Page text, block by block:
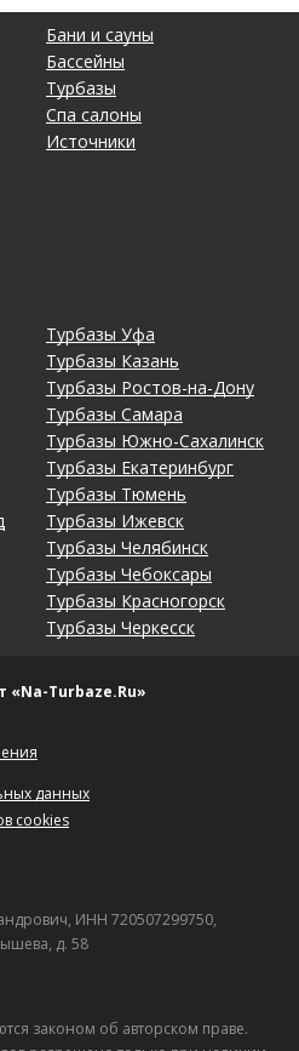
Бани и сауны
Бассейны
Турбазы
Спа салоны
Источники
Турбазы Уфа
Турбазы Казань
Турбазы Ростов-на-Дону
Турбазы Самара
Турбазы Южно-Сахалинск
Турбазы Екатеринбург
Турбазы Тюмень
Турбазы Ижевск
Турбазы Челябинск
Турбазы Чебоксары
Турбазы Красногорск
Турбазы Черкесск
«Na-Turbaze.Ru»
данных
cookies
ИНН 720507299750,
д. 58
законом об авторском праве.